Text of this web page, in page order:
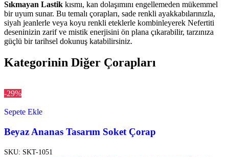
Sıkmayan Lastik kısmı, kan dolaşımını engellemeden mükemmel
bir uyum sunar. Bu temalı çorapları, sade renkli ayakkabılarınızla,
siyah jeanlerle veya koyu renkli eteklerle kombinleyerek Nefertiti
deseninizin zarif ve mistik enerjisini ön plana çıkarabilir, tarzınıza
güçlü bir tarihsel dokunuş katabilirsiniz.
Kategorinin Diğer Çorapları
-29%
Sepete Ekle
Beyaz Ananas Tasarım Soket Çorap
SKU: SKT-1051